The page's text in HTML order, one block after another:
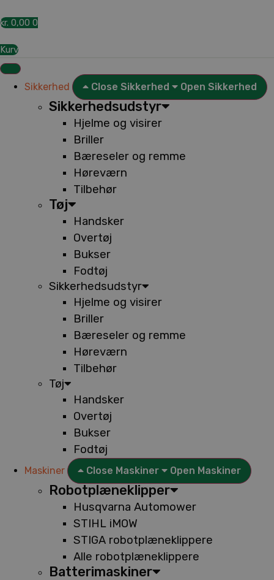
kr. 0,00 0
Kurv
Sikkerhed Close Sikkerhed Open Sikkerhed
Sikkerhedsudstyr
Hjelme og visirer
Briller
Bæreseler og remme
Høreværn
Tilbehør
Tøj
Handsker
Overtøj
Bukser
Fodtøj
Sikkerhedsudstyr
Hjelme og visirer
Briller
Bæreseler og remme
Høreværn
Tilbehør
Tøj
Handsker
Overtøj
Bukser
Fodtøj
Maskiner Close Maskiner Open Maskiner
Robotplæneklipper
Husqvarna Automower
STIHL iMOW
STIGA robotplæneklippere
Alle robotplæneklippere
Batterimaskiner